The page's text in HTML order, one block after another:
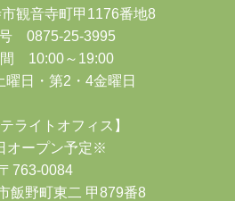
観音寺町甲1176番地8
0875-25-3995
間 10:00～19:00
日・第2・4金曜日
ライトオフィス】
オープン予定※
〒763-0084
飯野町東二 甲879番8